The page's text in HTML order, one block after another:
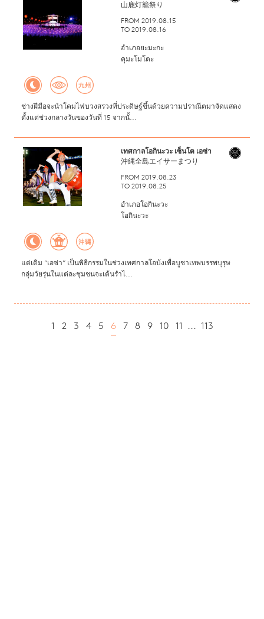
山鹿灯籠祭り
FROM 2019.08.15
TO 2019.08.16
อำเภอยะมะกะ
คุมะโมโตะ
ช่างฝีมือจะนำโคมไฟบวงสรวงที่ประดิษฐ์ขึ้นด้วยความปราณีตมาจัดแสดง
ตั้งแต่ช่วงกลางวันของวันที่ 15 จากนั้...
เทศกาลโอกินะวะ เซ็นโต เอซ่า
沖縄全島エイサーまつり
FROM 2019.08.23
TO 2019.08.25
อำเภอโอกินะวะ
โอกินะวะ
แต่เดิม “เอซ่า” เป็นพิธีกรรมในช่วงเทศกาลโอบ้งเพื่อบูชาเทพบรรพบุรุษ
กลุ่มวัยรุ่นในแต่ละชุมชนจะเต้นรำไ...
1 2 3 4 5 6 7 8 9 10 11 ... 113